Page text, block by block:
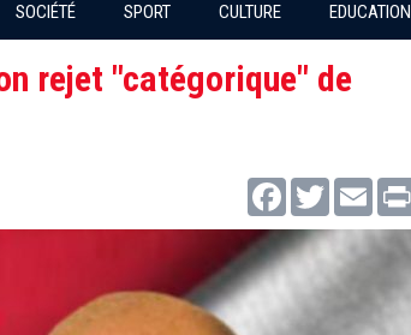
SOCIÉTÉ SPORT CULTURE EDUCATION
rejet "catégorique" de
FacebookTwitter Email